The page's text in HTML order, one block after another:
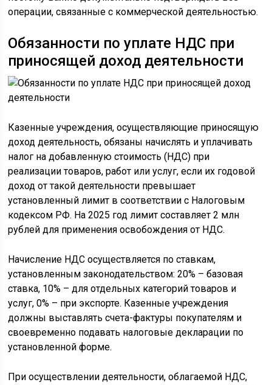
операции, связанные с коммерческой деятельностью.
Обязанности по уплате НДС при
приносящей доход деятельности
Казенные учреждения, осуществляющие приносящую
доход деятельность, обязаны начислять и уплачивать
налог на добавленную стоимость (НДС) при
реализации товаров, работ или услуг, если их годовой
доход от такой деятельности превышает
установленный лимит в соответствии с Налоговым
кодексом РФ. На 2025 год лимит составляет 2 млн
рублей для применения освобождения от НДС.
Начисление НДС осуществляется по ставкам,
установленным законодательством: 20% – базовая
ставка, 10% – для отдельных категорий товаров и
услуг, 0% – при экспорте. Казенные учреждения
должны выставлять счета-фактуры покупателям и
своевременно подавать налоговые декларации по
установленной форме.
При осуществлении деятельности, облагаемой НДС,